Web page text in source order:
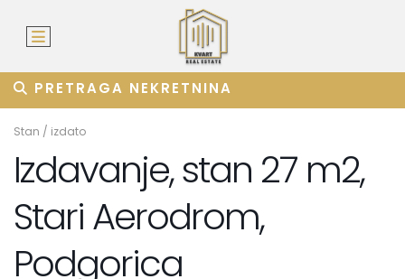
PRETRAGA NEKRETNINA
Stan / izdato
Izdavanje, stan 27 m2,
Stari Aerodrom,
Podgorica